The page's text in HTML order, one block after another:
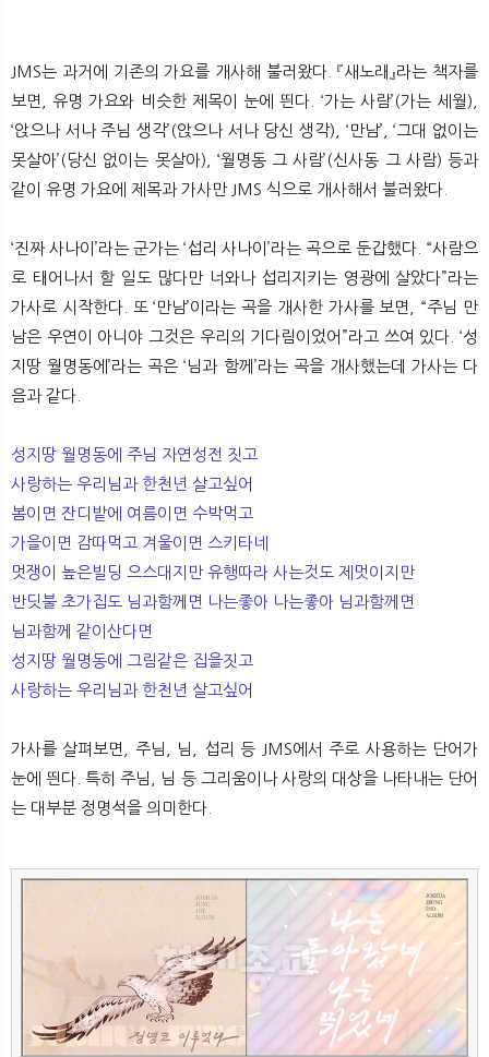
JMS는 과거에 기존의 가요를 개사해 불러왔다. 『새노래』라는 책자를
보면, 유명 가요와 비슷한 제목이 눈에 띈다. ‘가는 사람’(가는 세월),
‘앉으나 서나 주님 생각’(앉으나 서나 당신 생각), ‘만남’, ‘그대 없이는
못살아’(당신 없이는 못살아), ‘월명동 그 사람’(신사동 그 사람) 등과
같이 유명 가요에 제목과 가사만 JMS 식으로 개사해서 불러왔다.
‘진짜 사나이’라는 군가는 ‘섭리 사나이’라는 곡으로 둔갑했다. “사람으
로 태어나서 할 일도 많다만 너와나 섭리지키는 영광에 살았다”라는
가사로 시작한다. 또 ‘만남’이라는 곡을 개사한 가사를 보면, “주님 만
남은 우연이 아니야 그것은 우리의 기다림이었어”라고 쓰여 있다. ‘성
지땅 월명동에’라는 곡은 ‘님과 함께’라는 곡을 개사했는데 가사는 다
음과 같다.
성지땅 월명동에 주님 자연성전 짓고
사랑하는 우리님과 한천년 살고싶어
봄이면 잔디밭에 여름이면 수박먹고
가을이면 감따먹고 겨울이면 스키타네
멋쟁이 높은빌딩 으스대지만 유행따라 사는것도 제멋이지만
반딧불 초가집도 님과함께면 나는좋아 나는좋아 님과함께면
님과함께 같이산다면
성지땅 월명동에 그림같은 집을짓고
사랑하는 우리님과 한천년 살고싶어
가사를 살펴보면, 주님, 님, 섭리 등 JMS에서 주로 사용하는 단어가
눈에 띈다. 특히 주님, 님 등 그리움이나 사랑의 대상을 나타내는 단어
는 대부분 정명석을 의미한다.